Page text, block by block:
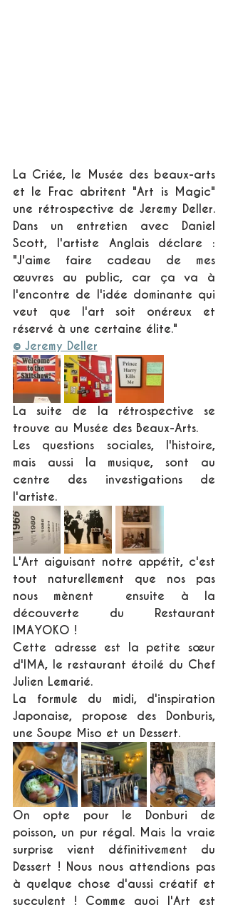
La Criée, le Musée des beaux-arts
et le Frac abritent "Art is Magic"
une rétrospective de Jeremy Deller.
Dans un entretien avec Daniel
Scott, l'artiste Anglais déclare :
"J'aime faire cadeau de mes
œuvres au public, car ça va à
l'encontre de l'idée dominante qui
veut que l'art soit onéreux et
réservé à une certaine élite."
© Jeremy Deller
La suite de la rétrospective se
trouve au Musée des Beaux-Arts.
Les questions sociales, l'histoire,
mais aussi la musique, sont au
centre des investigations de
l'artiste.
L'Art aiguisant notre appétit, c'est
tout naturellement que nos pas
nous mènent  ensuite à la
découverte du Restaurant
IMAYOKO !
Cette adresse est la petite sœur
d'IMA, le restaurant étoilé du Chef
Julien Lemarié.
La formule du midi, d'inspiration
Japonaise, propose des Donburis,
une Soupe Miso et un Dessert.
On opte pour le Donburi de
poisson, un pur régal. Mais la vraie
surprise vient définitivement du
Dessert ! Nous nous attendions pas
à quelque chose d'aussi créatif et
succulent ! Comme quoi l'Art est